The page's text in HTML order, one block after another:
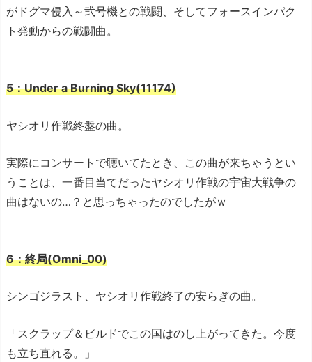
がドグマ侵入～弐号機との戦闘、そしてフォースインパク
ト発動からの戦闘曲。
5：Under a Burning Sky(11174)
ヤシオリ作戦終盤の曲。
実際にコンサートで聴いてたとき、この曲が来ちゃうとい
うことは、一番目当てだったヤシオリ作戦の宇宙大戦争の
曲はないの…？と思っちゃったのでしたがｗ
6：終局(Omni_00)
シンゴジラスト、ヤシオリ作戦終了の安らぎの曲。
「スクラップ＆ビルドでこの国はのし上がってきた。今度
も立ち直れる。」